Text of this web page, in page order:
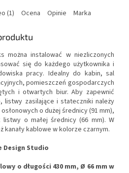
(1) Ocena Opinie Marka
można instalować w niezliczonych
się do każdego użytkownika i
pracy. Idealny do kabin, sal
pomieszczeń gospodarczych
i otwartych biur. Aby zapewnić
listwy zasilające i stateczniki należy
o dużej średnicy (91 mm),
o małej średnicy (66 mm). W
kablowe w kolorze czarnym.
Design Studio
o długości 430 mm, Ø 66 mm w